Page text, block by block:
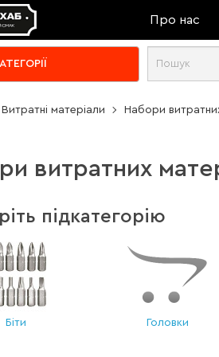
Про нас
Витратні матеріали Набори
витратних
підкатегорію
Біти Головки